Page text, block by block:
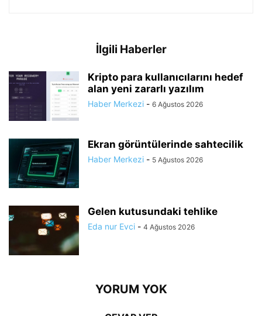
İlgili Haberler
Kripto para kullanıcılarını hedef
alan yeni zararlı yazılım
Haber Merkezi - 6 Ağustos 2026
Ekran görüntülerinde sahtecilik
Haber Merkezi - 5 Ağustos 2026
Gelen kutusundaki tehlike
Eda nur Evci - 4 Ağustos 2026
YORUM YOK